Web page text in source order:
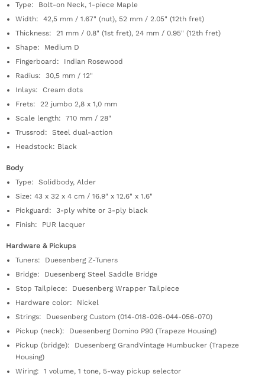
Type: Bolt-on Neck, 1-piece Maple
Width: 42,5 mm / 1.67" (nut), 52 mm / 2.05" (12th fret)
Thickness: 21 mm / 0.8" (1st fret), 24 mm / 0.95" (12th fret)
Shape: Medium D
Fingerboard: Indian Rosewood
Radius: 30,5 mm / 12"
Inlays: Cream dots
Frets: 22 jumbo 2,8 x 1,0 mm
Scale length: 710 mm / 28"
Trussrod: Steel dual-action
Headstock: Black
Body
Type: Solidbody, Alder
Size: 43 x 32 x 4 cm / 16.9" x 12.6" x 1.6"
Pickguard: 3-ply white or 3-ply black
Finish: PUR lacquer
Hardware & Pickups
Tuners: Duesenberg Z-Tuners
Bridge: Duesenberg Steel Saddle Bridge
Stop Tailpiece: Duesenberg Wrapper Tailpiece
Hardware color: Nickel
Strings: Duesenberg Custom (014-018-026-044-056-070)
Pickup (neck): Duesenberg Domino P90 (Trapeze Housing)
Pickup (bridge): Duesenberg GrandVintage Humbucker (Trapeze
Housing)
Wiring: 1 volume, 1 tone, 5-way pickup selector